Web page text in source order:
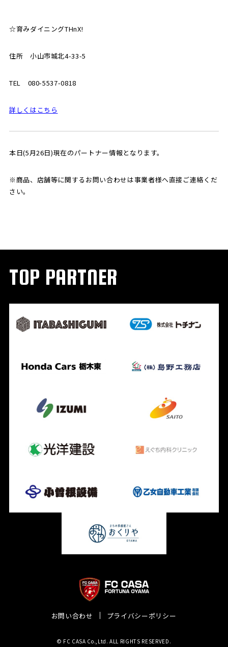
☆育みダイニングTHnX!
住所 小山市城北4-33-5
TEL 080-5537-0818
詳しくはこちら
本日(5月26日)現在のパートナー情報となります。
※商品、店舗等に関するお問い合わせは事業者様へ直接ご連絡くだ
さい。
TOP PARTNER
お問い合わせ プライバシーポリシー
© FC CASA Co.,Ltd. ALL RIGHTS RESERVED.